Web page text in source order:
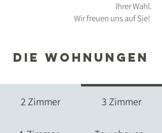
Ihrer Wahl.
Wir freuen uns auf Sie!
Die wohnungen
2 Zimmer 3 Zimmer